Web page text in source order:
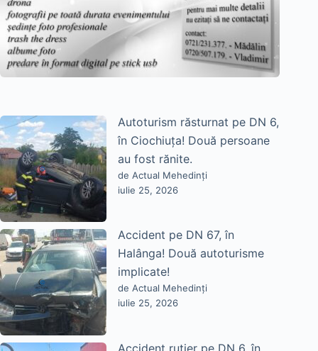
Autoturism răsturnat pe DN 6,
în Ciochiuța! Două persoane
au fost rănite.
de Actual Mehedinți
iulie 25, 2026
Accident pe DN 67, în
Halânga! Două autoturisme
implicate!
de Actual Mehedinți
iulie 25, 2026
Accident rutier pe DN 6, în